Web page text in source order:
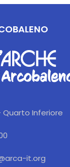
Quarto Inferiore
it.org